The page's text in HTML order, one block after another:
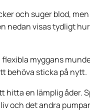
och suger blod,
nedan visas tydligt
myggans
behöva sticka på nytt.
hitta en lämplig åder.
och det andra